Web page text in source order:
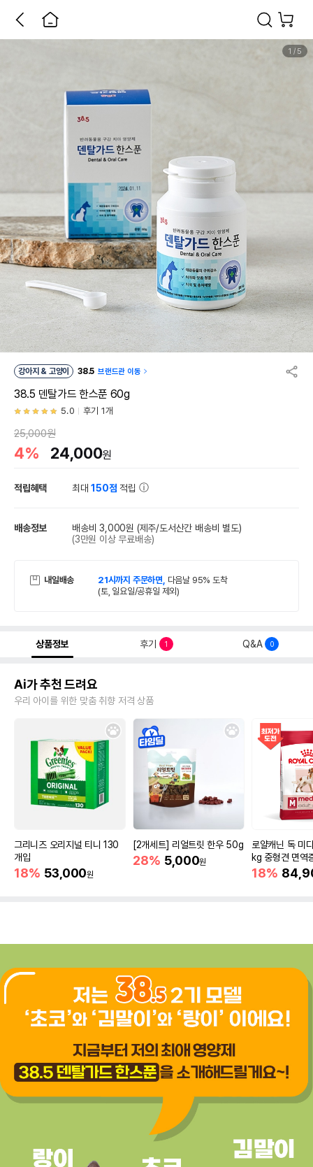
1 / 5
강아지 & 고양이 38.5 브랜드관 이동
38.5 덴탈가드 한스푼 60g
5.0 후기 1개
25,000원
4% 24,000원
적립혜택 최대150점 적립
배송정보 배송비 3,000원 (제주/도서산간 배송비 별도)
(3만원 이상 무료배송)
내일배송 21시까지 주문하면, 다음날 95% 도착
(토, 일요일/공휴일 제외)
상품정보 후기 1 Q&A 0
Ai가 추천 드려요
우리 아이를 위한 맞춤 취향 저격 상품
그리니즈 오리지널 티니 130
개입
18% 53,000원
[2개세트] 리얼트릿 한우 50g
28% 5,000원
로얄캐닌 독 미
kg 중형견 면역
18%